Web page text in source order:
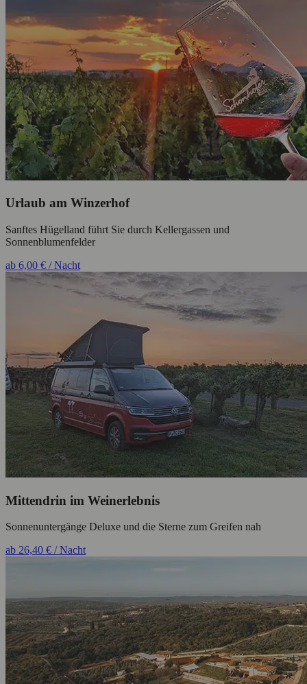
Urlaub am Winzerhof
Sanftes Hügelland führt Sie durch Kellergassen und
Sonnenblumenfelder
ab 6,00 € / Nacht
Mittendrin im Weinerlebnis
Sonnenuntergänge Deluxe und die Sterne zum Greifen nah
ab 26,40 € / Nacht